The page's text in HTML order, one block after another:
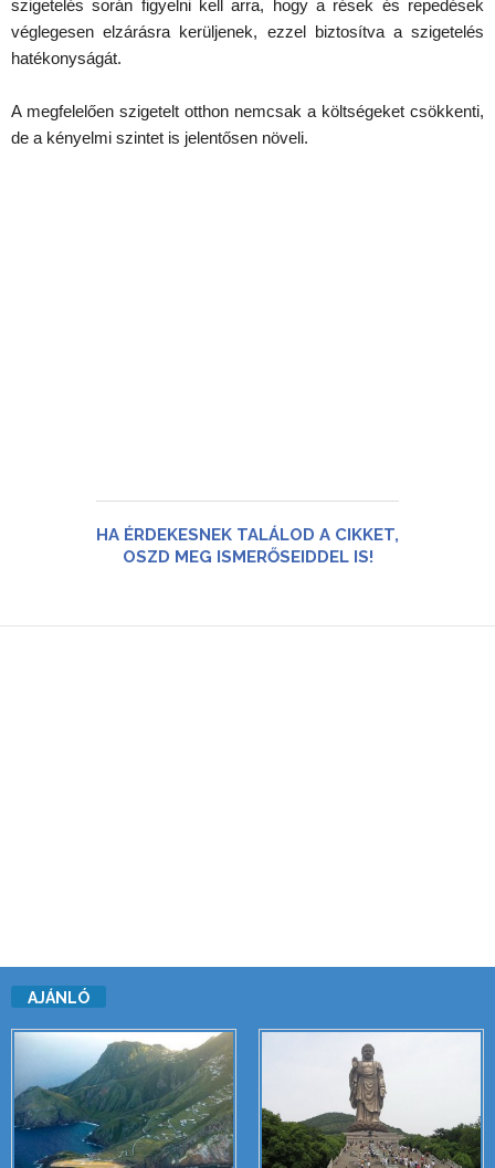
szigetelés során figyelni kell arra, hogy a rések és repedések
véglegesen elzárásra kerüljenek, ezzel biztosítva a szigetelés
hatékonyságát.
A megfelelően szigetelt otthon nemcsak a költségeket csökkenti,
de a kényelmi szintet is jelentősen növeli.
HA ÉRDEKESNEK TALÁLOD A CIKKET,
OSZD MEG ISMERŐSEIDDEL IS!
AJÁNLÓ